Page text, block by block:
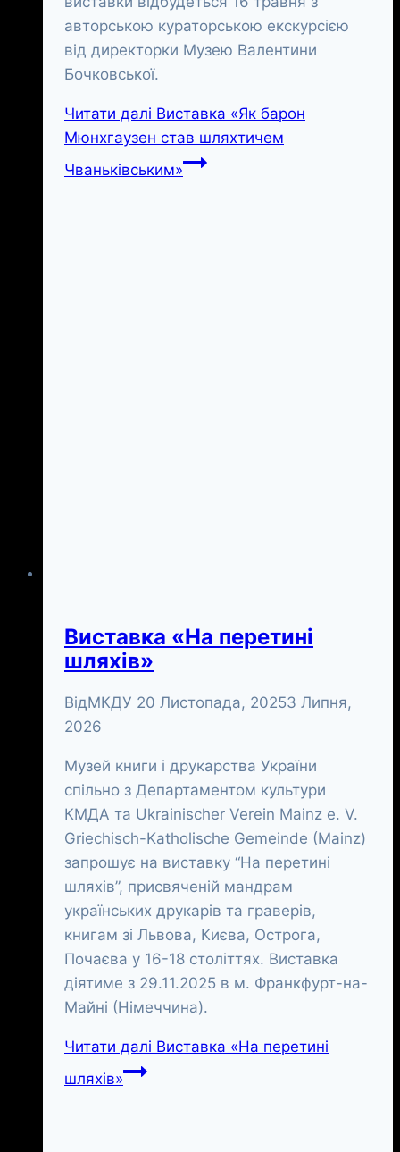
авторською кураторською екскурсією
від директорки Музею Валентини
Бочковської.
Читати далі Виставка «Як барон
Мюнхгаузен став шляхтичем
Чваньківським»
Виставка «На перетині
шляхів»
ВідМКДУ 20 Листопада, 20253 Липня,
2026
Музей книги і друкарства України
спільно з Департаментом культури
КМДА та Ukrainischer Verein Mainz e. V.
Griechisch-Katholische Gemeinde (Mainz)
запрошує на виставку “На перетині
шляхів”, присвяченій мандрам
українських друкарів та граверів,
книгам зі Львова, Києва, Острога,
Почаєва у 16-18 століттях. Виставка
діятиме з 29.11.2025 в м. Франкфурт-на-
Майні (Німеччина).
Читати далі Виставка «На перетині
шляхів»